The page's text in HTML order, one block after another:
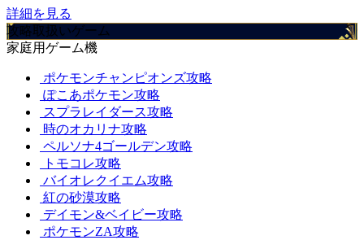
詳細を見る
攻略取扱いゲーム
家庭用ゲーム機
ポケモンチャンピオンズ攻略
ぽこあポケモン攻略
スプラレイダース攻略
時のオカリナ攻略
ペルソナ4ゴールデン攻略
トモコレ攻略
バイオレクイエム攻略
紅の砂漠攻略
デイモン&ベイビー攻略
ポケモンZA攻略